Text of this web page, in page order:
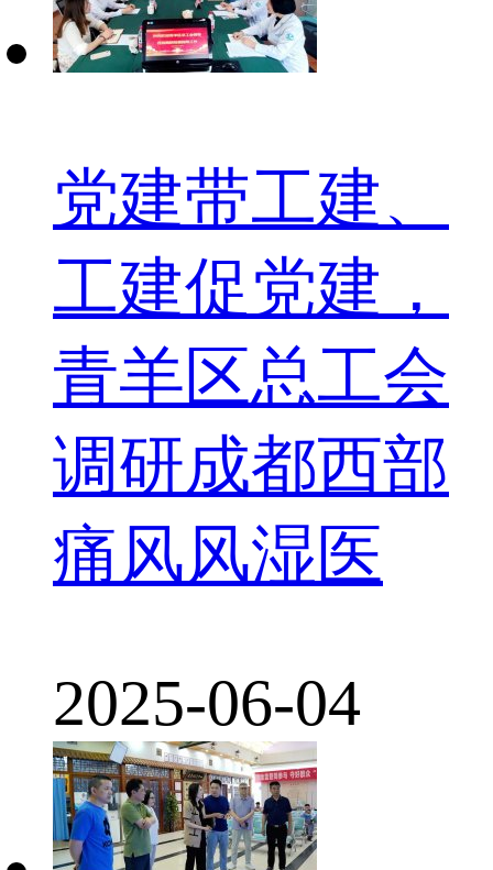
党建带工建、
工建促党建，
青羊区总工会
调研成都西部
痛风风湿医
2025-06-04